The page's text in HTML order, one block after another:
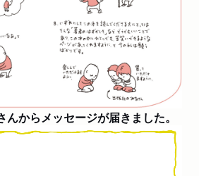
んからメッセージが届きました。